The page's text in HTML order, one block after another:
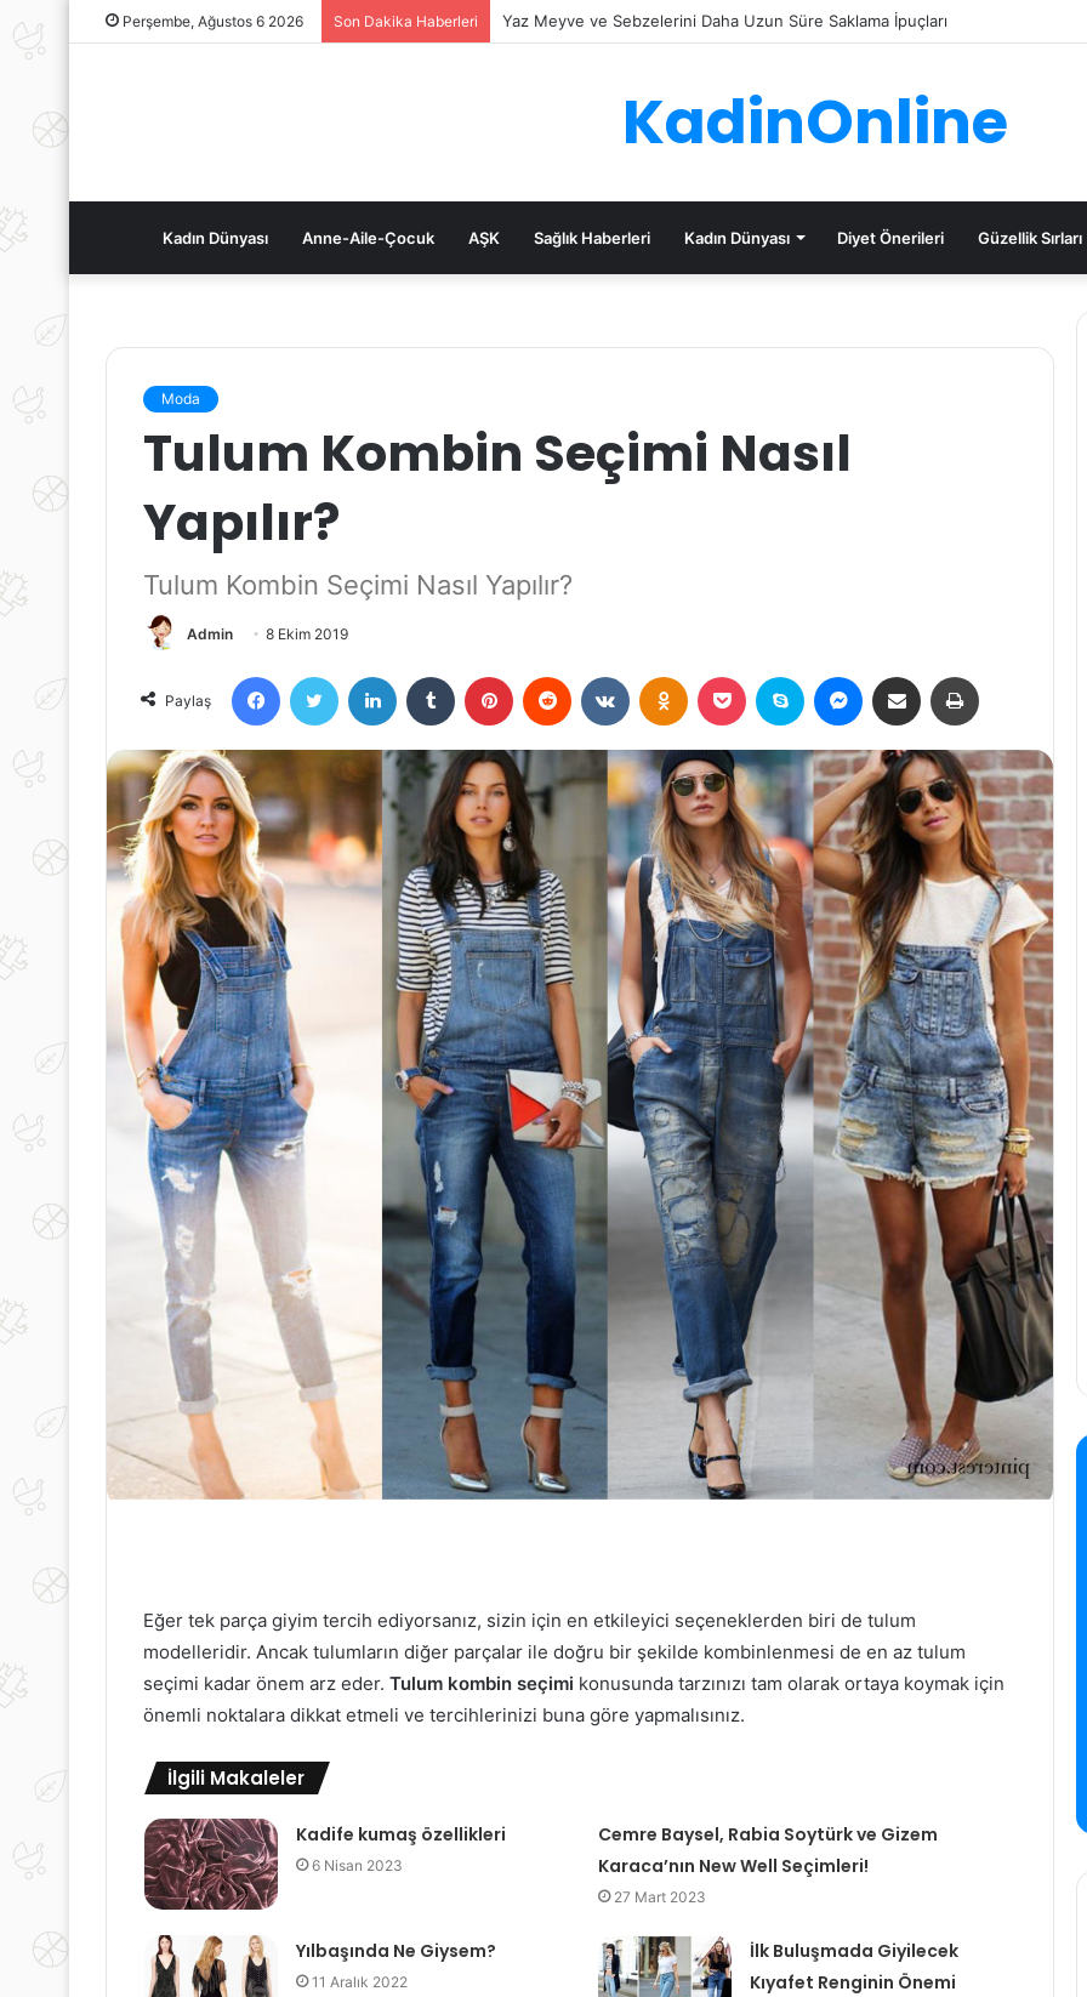
Perşembe, Ağustos 6 2026 Son Dakika Haberleri Yaz Meyve ve Sebzelerini Daha Uzun Süre Saklama İpuçları
KadinOnline
Kadın Dünyası Anne-Aile-Çocuk AŞK Sağlık Haberleri Kadın Dünyası Diyet Önerileri Güzellik Sırları
Moda
Tulum Kombin Seçimi Nasıl
Yapılır?
Tulum Kombin Seçimi Nasıl Yapılır?
Admin 8 Ekim 2019
Paylaş
FacebookTwitter LinkedIn Tumblr Pinterest Reddit VKontakteOdnoklassniki
Pocket Skype MessengerE-Posta ile paylaş
Eğer tek parça giyim tercih ediyorsanız, sizin için en etkileyici seçeneklerden biri de tulum
modelleridir. Ancak tulumların diğer parçalar ile doğru bir şekilde kombinlenmesi de en az tulum
seçimi kadar önem arz eder. Tulum kombin seçimi konusunda tarzınızı tam olarak ortaya koymak için
önemli noktalara dikkat etmeli ve tercihlerinizi buna göre yapmalısınız.
İlgili Makaleler
Kadife kumaş özellikleri
6 Nisan 2023
Cemre Baysel, Rabia Soytürk ve Gizem
Karaca’nın New Well Seçimleri!
27 Mart 2023
Yılbaşında Ne Giysem?
11 Aralık 2022
İlk Buluşmada Giyilecek
Kıyafet Renginin Önemi